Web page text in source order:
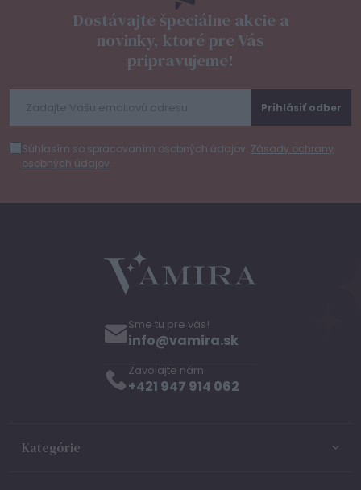
Dostávajte špeciálne akcie a
novinky, ktoré pre Vás
pripravujeme!
Súhlasím so spracovaním osobných údajov. Zásady ochrany
osobných údajov.
Prihlásiť odber
Sme tu pre vás!
info@vamira.sk
Zavolajte nám
+421 947 914 062
Kategórie